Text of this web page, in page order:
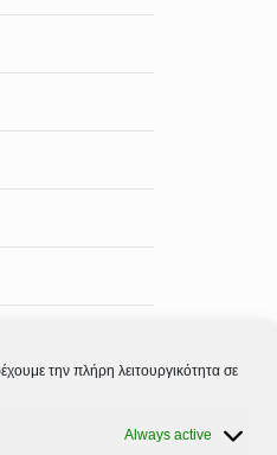
την πλήρη λειτουργικότητα σε
Always active